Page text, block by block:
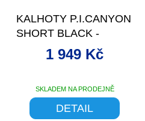
KALHOTY P.I.CANYON
SHORT BLACK -
SKLADEM NA PRODEJNĚ
1 949 Kč
DETAIL